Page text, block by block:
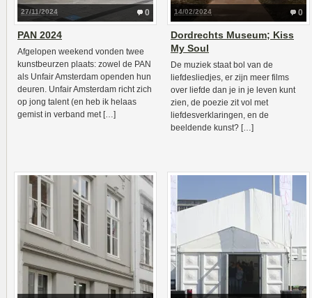
0
27/11/2024
PAN 2024
Afgelopen weekend vonden twee
kunstbeurzen plaats: zowel de PAN
als Unfair Amsterdam openden hun
deuren. Unfair Amsterdam richt zich
op jong talent (en heb ik helaas
gemist in verband met […]
0
14/02/2024
Dordrechts Museum; Kiss
My Soul
De muziek staat bol van de
liefdesliedjes, er zijn meer films
over liefde dan je in je leven kunt
zien, de poezie zit vol met
liefdesverklaringen, en de
beeldende kunst? […]